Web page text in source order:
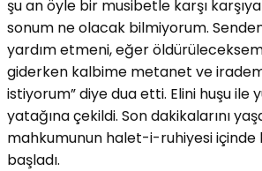
şu an öyle bir musibetle karşı
sonum ne olacak bilmiyorum.
yardım etmeni, eğer
giderken kalbime metanet ve
istiyorum” diye dua etti. Elini huşu ile
yatağına çekildi. Son dakikalarını
mahkumunun halet-i-ruhiyesi
başladı.